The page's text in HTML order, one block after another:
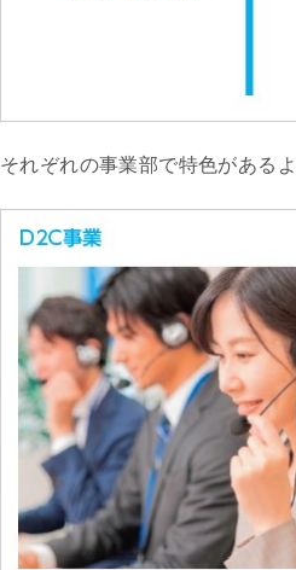
それぞれの事業部で特色がある